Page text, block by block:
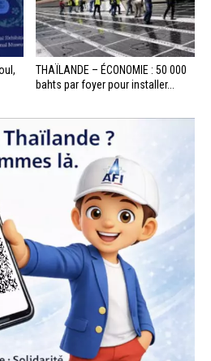
THAÏLANDE – ÉCONOMIE : 50 000
bahts par foyer pour installer...